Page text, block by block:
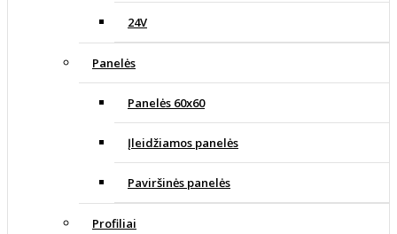
24V
Panelės
Panelės 60x60
Įleidžiamos panelės
Paviršinės panelės
Profiliai